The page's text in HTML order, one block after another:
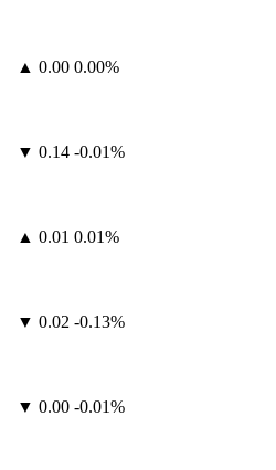
▲ 0.00 0.00%
▼ 0.14 -0.01%
▲ 0.01 0.01%
▼ 0.02 -0.13%
▼ 0.00 -0.01%